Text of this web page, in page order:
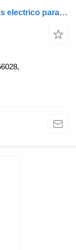
8162645-6034/81626456034 elevalunas electrico para MAN camión